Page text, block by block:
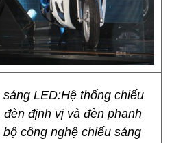
LED:Hệ thống chiếu
định vị và đèn phanh
công nghệ chiếu sáng